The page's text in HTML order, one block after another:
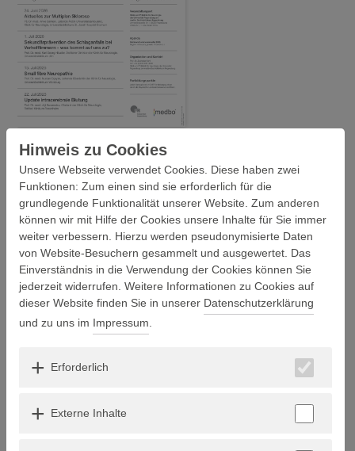
DEMNÄCHST
Keine Nachrichten verfügbar.
WISSENSWERTES ZUM
VERANSTALTUNGSFORMAT
Organisation, Kontakt & Teilnahme
Regensburg am medbo Bezirksklinikum Regensburg, vertreten
Bitte melden Sie sich direkt beim Organisator an:
Hinweis zu Cookies
Unsere Webseite verwendet Cookies. Diese haben zwei
Funktionen: Zum einen sind sie erforderlich für die
grundlegende Funktionalität unserer Website. Zum anderen
können wir mit Hilfe der Cookies unsere Inhalte für Sie immer
weiter verbessern. Hierzu werden pseudonymisierte Daten
von Website-Besuchern gesammelt und ausgewertet. Das
Einverständnis in die Verwendung der Cookies können Sie
jederzeit widerrufen. Weitere Informationen zu Cookies auf
dieser Website finden Sie in unserer Datenschutzerklärung
und zu uns im Impressum
Erforderlich
Externe Inhalte